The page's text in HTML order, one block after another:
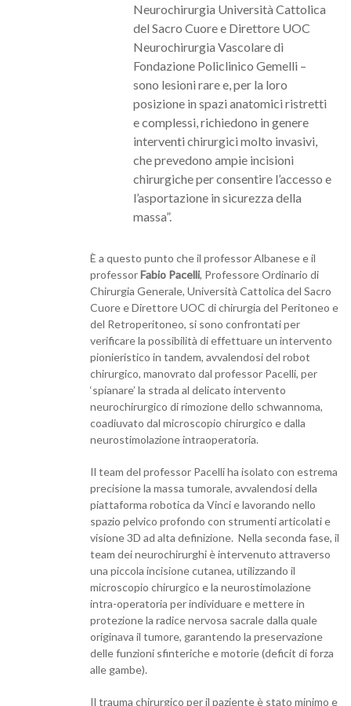
Neurochirurgia Università Cattolica
del Sacro Cuore e Direttore UOC
Neurochirurgia Vascolare di
Fondazione Policlinico Gemelli –
sono lesioni rare e, per la loro
posizione in spazi anatomici ristretti
e complessi, richiedono in genere
interventi chirurgici molto invasivi,
che prevedono ampie incisioni
chirurgiche per consentire l’accesso e
l’asportazione in sicurezza della
massa”.
È a questo punto che il professor Albanese e il
professorFabio Pacelli, Professore Ordinario di
Chirurgia Generale, Università Cattolica del Sacro
Cuore e Direttore UOC di chirurgia del Peritoneo e
del Retroperitoneo, si sono confrontati per
verificare la possibilità di effettuare un intervento
pionieristico in tandem, avvalendosi del robot
chirurgico, manovrato dal professor Pacelli, per
‘spianare’ la strada al delicato intervento
neurochirurgico di rimozione dello schwannoma,
coadiuvato dal microscopio chirurgico e dalla
neurostimolazione intraoperatoria.
Il team del professor Pacelli ha isolato con estrema
precisione la massa tumorale, avvalendosi della
piattaforma robotica da Vinci e lavorando nello
spazio pelvico profondo con strumenti articolati e
visione 3D ad alta definizione. Nella seconda fase, il
team dei neurochirurghi è intervenuto attraverso
una piccola incisione cutanea, utilizzando il
microscopio chirurgico e la neurostimolazione
intra-operatoria per individuare e mettere in
protezione la radice nervosa sacrale dalla quale
originava il tumore, garantendo la preservazione
delle funzioni sfinteriche e motorie (deficit di forza
alle gambe).
Il trauma chirurgico per il paziente è stato minimo e